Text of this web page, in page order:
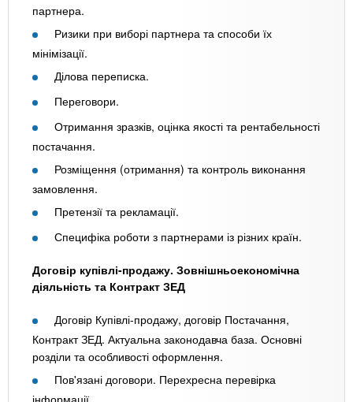
партнера.
Ризики при виборі партнера та способи їх
мінімізації.
Ділова переписка.
Переговори.
Отримання зразків, оцінка якості та рентабельності
постачання.
Розміщення (отримання) та контроль виконання
замовлення.
Претензії та рекламації.
Специфіка роботи з партнерами із різних країн.
Договір купівлі-продажу. Зовнішньоекономічна
діяльність та Контракт ЗЕД
Договір Купівлі-продажу, договір Постачання,
Контракт ЗЕД. Актуальна законодавча база. Основні
розділи та особливості оформлення.
Пов'язані договори. Перехресна перевірка
інформації.